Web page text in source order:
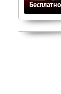
Бесплатно